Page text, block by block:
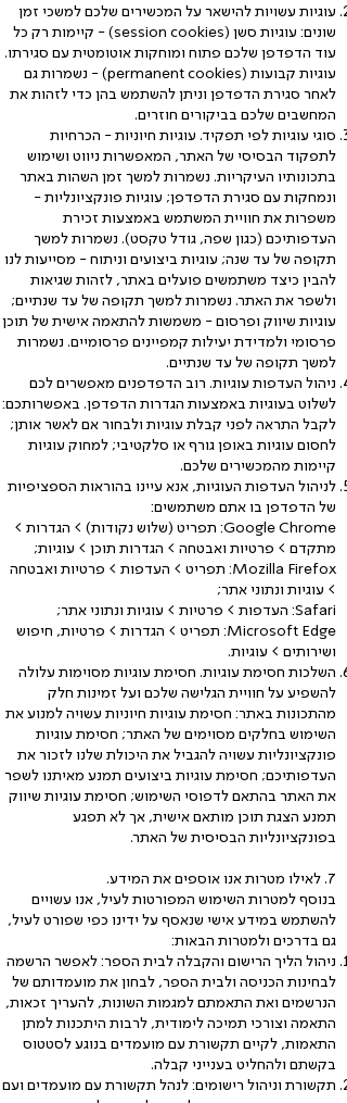
עוגיות עשויות להישאר על המכשירים שלכם למשכי זמן
שונים: עוגיות סשן (session cookies) - קיימות רק כל
עוד הדפדפן שלכם פתוח ומוחקות אוטומטית עם סגירתו.
עוגיות קבועות (permanent cookies) - נשמרות גם
לאחר סגירת הדפדפן וניתן להשתמש בהן כדי לזהות את
המחשבים שלכם בביקורים חוזרים.
סוגי עוגיות לפי תפקיד. עוגיות חיוניות - הכרחיות
לתפקוד הבסיסי של האתר, המאפשרות ניווט ושימוש
בתכונותיו העיקריות. נשמרות למשך זמן השהות באתר
ונמחקות עם סגירת הדפדפן; עוגיות פונקציונליות -
משפרות את חוויית המשתמש באמצעות זכירת
העדפותיכם (כגון שפה, גודל טקסט). נשמרות למשך
תקופה של עד שנה; עוגיות ביצועים וניתוח - מסייעות לנו
להבין כיצד משתמשים פועלים באתר, לזהות שגיאות
ולשפר את האתר. נשמרות למשך תקופה של עד שנתיים;
עוגיות שיווק ופרסום - משמשות להתאמה אישית של תוכן
פרסומי ולמדידת יעילות קמפיינים פרסומיים. נשמרות
למשך תקופה של עד שנתיים.
ניהול העדפות עוגיות. רוב הדפדפנים מאפשרים לכם
לשלוט בעוגיות באמצעות הגדרות הדפדפן. באפשרותכם:
לקבל התראה לפני קבלת עוגיות ולבחור אם לאשר אותן;
לחסום עוגיות באופן גורף או סלקטיבי; למחוק עוגיות
קיימות מהמכשירים שלכם.
לניהול העדפות העוגיות, אנא עיינו בהוראות הספציפיות
של הדפדפן בו אתם משתמשים:
Google Chrome: תפריט (שלוש נקודות) > הגדרות >
מתקדם > פרטיות ואבטחה > הגדרות תוכן > עוגיות;
Mozilla Firefox: תפריט > העדפות > פרטיות ואבטחה
> עוגיות ונתוני אתר;
Safari: העדפות > פרטיות > עוגיות ונתוני אתר;
Microsoft Edge: תפריט > הגדרות > פרטיות, חיפוש
ושירותים > עוגיות.
השלכות חסימת עוגיות. חסימת עוגיות מסוימות עלולה
להשפיע על חוויית הגלישה שלכם ועל זמינות חלק
מהתכונות באתר: חסימת עוגיות חיוניות עשויה למנוע את
השימוש בחלקים מסוימים של האתר; חסימת עוגיות
פונקציונליות עשויה להגביל את היכולת שלנו לזכור את
העדפותיכם; חסימת עוגיות ביצועים תמנע מאיתנו לשפר
את האתר בהתאם לדפוסי השימוש; חסימת עוגיות שיווק
תמנע הצגת תוכן מותאם אישית, אך לא תפגע
בפונקציונליות הבסיסית של האתר.
7. לאילו מטרות אנו אוספים את המידע.
בנוסף למטרות השימוש המפורטות לעיל, אנו עשויים
להשתמש במידע אישי שנאסף על ידינו כפי שפורט לעיל,
גם בדרכים ולמטרות הבאות:
ניהול הליך הרישום והקבלה לבית הספר: לאפשר הרשמה
לבחינות הכניסה ולבית הספר, לבחון את מועמדותם של
הנרשמים ואת התאמתם למגמות השונות, להעריך זכאות,
התאמה וצורכי תמיכה לימודית, לרבות היתכנות למתן
התאמות, לקיים תקשורת עם מועמדים בנוגע לסטטוס
בקשתם ולהחליט בענייני קבלה.
תקשורת וניהול רישומים: לנהל תקשורת עם מועמדים ועם